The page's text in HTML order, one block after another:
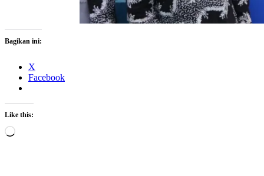
Bagikan ini:
X
Facebook
Like this: